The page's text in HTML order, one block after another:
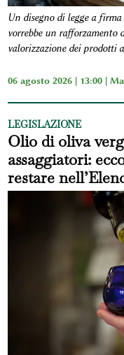
Un disegno di legge a
vorrebbe un
valorizzazione dei prodotti
06 agosto 2026 | 13:00 |
LEGISLAZIONE
Olio di oliva
assaggiatori:
restare